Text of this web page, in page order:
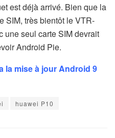
est déjà arrivé. Bien que la
SIM, très bientôt le VTR-
une seul carte SIM devrait
Android Pie.
la mise à jour Android 9
huawei P10